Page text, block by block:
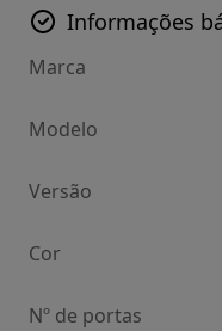
Informações
Marca
Modelo
Versão
Cor
Nº de portas